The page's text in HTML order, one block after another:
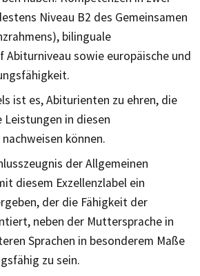
Niveau B2 des Gemeinsamen
bilinguale
Abiturniveau sowie europäische und
ist es, Abiturienten zu ehren, die
in diesen
können.
der Allgemeinen
diesem Exzellenzlabel ein
der die Fähigkeit der
neben der Muttersprache in
Sprachen in besonderem Maße
zu sein.